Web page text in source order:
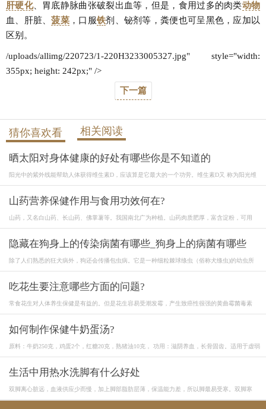
肝硬化、胃底静脉曲张破裂出血等，但是，食用过多的肉类动物
血、肝脏、菠菜 ，口服铁剂、铋剂等，粪便也可呈黑色，应加以
区别。
/uploads/allimg/220723/1-220H3233005327.jpg" style="width:
355px; height: 242px;" />
下一篇
猜你喜欢看 相关阅读
晒太阳对身体健康的好处有哪些你是不知道的
阳光中的紫外线能帮助人体获得维生素D，应该算是它最大的一个功劳。维生素D又 称为阳光维
山药营养保健作用与食用功效何在?
山药，又名白山药、长山药、佛掌薯等。我国南北广为种植。山药肉质肥厚，富含淀粉，可用
隐藏在狗身上的传染病菌有哪些_狗身上的病菌有哪些
除了人们熟悉的狂犬病外，狗还会传播包虫病。它是一种细粒棘球绦虫（俗称犬绦虫)的幼虫所
吃花生要注意哪些方面的问题?
常食花生对人体养生保健是有益的。但是花生容易受潮发霉，产生致癌性很强的黄曲霉菌毒素
如何制作保健牛奶蛋汤?
原料：牛奶250克，鸡蛋2个，红糖20克，熟猪油10克， 功用：滋阴养血，长骨固齿。适用于虚弱
生活中用热水洗脚有什么好处
双脚离心脏远，血液供应少而慢，加上脚部脂肪层薄，保温能力差，所以脚最易受寒。双脚寒